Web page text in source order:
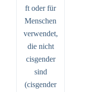
ft oder für
Menschen
verwendet,
die nicht
cisgender
sind
(cisgender